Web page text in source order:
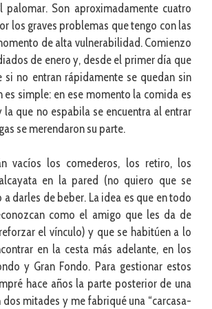
palomar. Son aproximadamente cuatro
los graves problemas que tengo con las
de alta vulnerabilidad. Comienzo
de enero y, desde el primer día que
si no entran rápidamente se quedan sin
es simple: en ese momento la comida es
la que no espabila se encuentra al entrar
se merendaron su parte.
vacíos los comederos, los retiro, los
en la pared (no quiero que se
a darles de beber. La idea es que en todo
como el amigo que les da de
el vínculo) y que se habitúen a lo
en la cesta más adelante, en los
y Gran Fondo. Para gestionar estos
hace años la parte posterior de una
dos mitades y me fabriqué una “carcasa-